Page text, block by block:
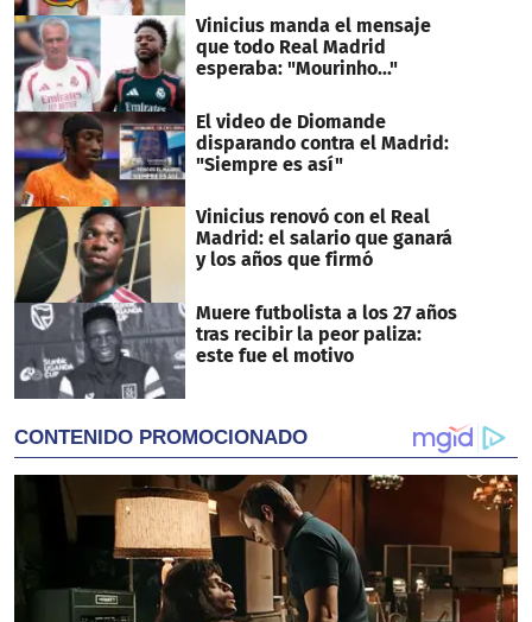
Vinicius manda el mensaje
que todo Real Madrid
esperaba: "Mourinho..."
El video de Diomande
disparando contra el Madrid:
"Siempre es así"
Vinicius renovó con el Real
Madrid: el salario que ganará
y los años que firmó
Muere futbolista a los 27 años
tras recibir la peor paliza:
este fue el motivo